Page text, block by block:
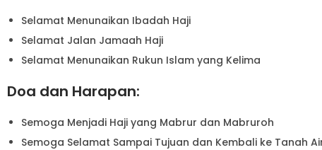
Selamat Menunaikan Ibadah Haji
Selamat Jalan Jamaah Haji
Selamat Menunaikan Rukun Islam yang Kelima
Doa dan Harapan:
Semoga Menjadi Haji yang Mabrur dan Mabruroh
Semoga Selamat Sampai Tujuan dan Kembali ke Tanah